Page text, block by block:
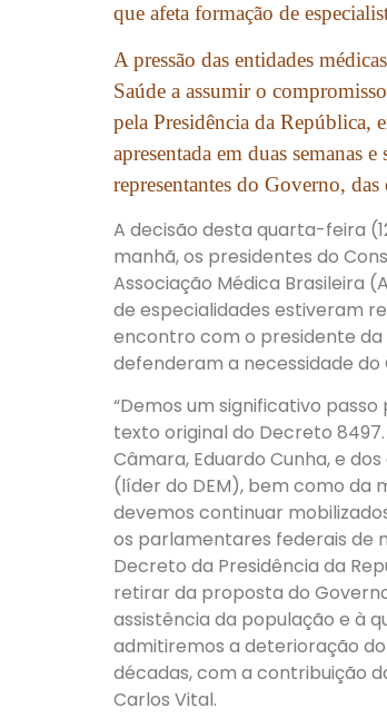
que afeta formação de
A pressão das entidades
Saúde a assumir o
pela Presidência da República,
apresentada em duas semanas
representantes do Governo,
A decisão desta quarta-feira
manhã, os presidentes do
Associação Médica Brasileira
de especialidades estiveram
encontro com o presidente da
defenderam a necessidade
“Demos um significativo
texto original do Decreto
Câmara, Eduardo Cunha, e
(líder do DEM), bem como da
devemos continuar
os parlamentares federais de
Decreto da Presidência da
retirar da proposta do
assistência da população e à
admitiremos a deterioração
décadas, com a contribuição
Carlos Vital.